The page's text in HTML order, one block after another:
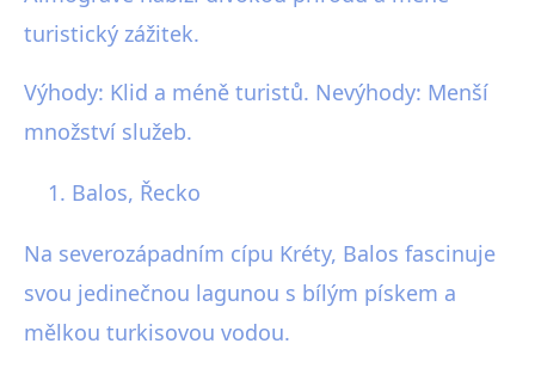
turistický zážitek.
Výhody: Klid a méně turistů. Nevýhody: Menší
množství služeb.
Balos, Řecko
Na severozápadním cípu Kréty, Balos fascinuje
svou jedinečnou lagunou s bílým pískem a
mělkou turkisovou vodou.